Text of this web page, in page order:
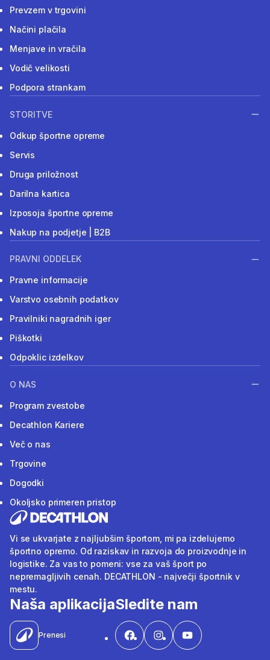
Prevzem v trgovini
Načini plačila
Menjave in vračila
Vodič velikosti
Podpora strankam
STORITVE
Odkup športne opreme
Servis
Druga priložnost
Darilna kartica
Izposoja športne opreme
Nakup na podjetje | B2B
PRAVNI ODDELEK
Pravne informacije
Varstvo osebnih podatkov
Pravilniki nagradnih iger
Piškotki
Odpoklic izdelkov
O NAS
Program zvestobe
Decathlon Kariere
Več o nas
Trgovine
Dogodki
Okoljsko primeren pristop
Vi se ukvarjate z najljubšim športom, mi pa izdelujemo
športno opremo. Od raziskav in razvoja do proizvodnje in
logistike. Za vas to pomeni: vse za vaš šport po
nepremagljivih cenah. DECATHLON - največji športnik v
mestu.
Naša aplikacija
Prenesi
Sledite nam